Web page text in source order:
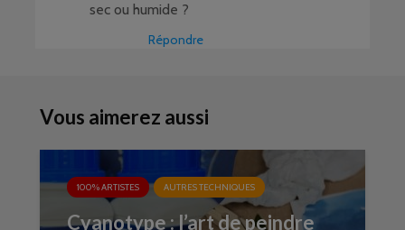
sec ou humide ?
Répondre
Vous aimerez aussi
100% ARTISTES AUTRES TECHNIQUES
Cyanotype : l’art de peindre